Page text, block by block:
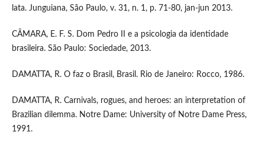
lata. Junguiana, São Paulo, v. 31, n. 1, p. 71-80, jan-jun 2013.
CÂMARA, E. F. S. Dom Pedro II e a psicologia da identidade
brasileira. São Paulo: Sociedade, 2013.
DAMATTA, R. O faz o Brasil, Brasil. Rio de Janeiro: Rocco, 1986.
DAMATTA, R. Carnivals, rogues, and heroes: an interpretation of
Brazilian dilemma. Notre Dame: University of Notre Dame Press,
1991.